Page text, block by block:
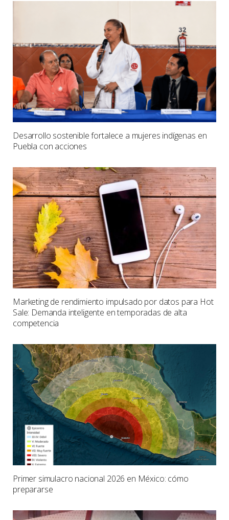
Desarrollo sostenible fortalece a mujeres indígenas en
Puebla con acciones
Marketing de rendimiento impulsado por datos para Hot
Sale: Demanda inteligente en temporadas de alta
competencia
Primer simulacro nacional 2026 en México: cómo
prepararse